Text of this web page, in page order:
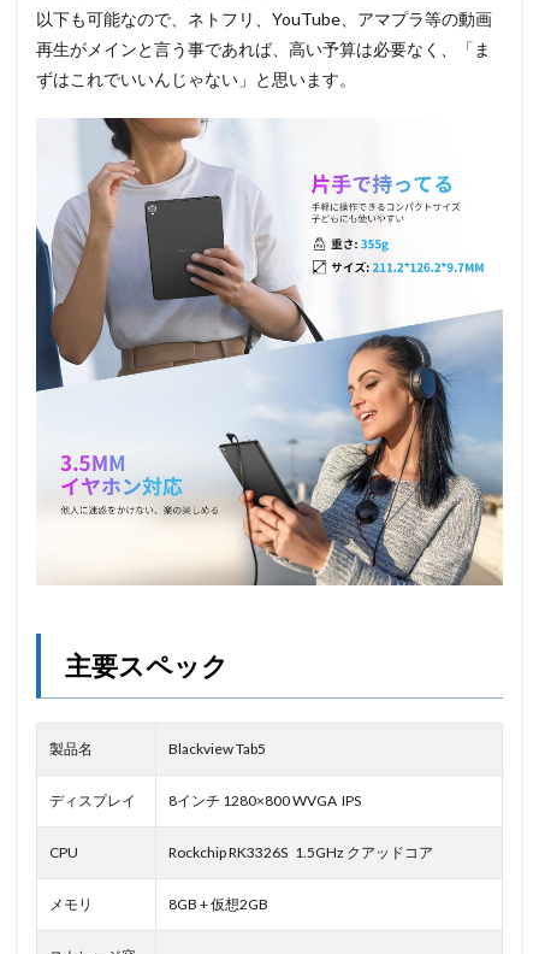
以下も可能なので、ネトフリ、YouTube、アマプラ等の動画
再生がメインと言う事であれば、高い予算は必要なく、「ま
ずはこれでいいんじゃない」と思います。
主要スペック
製品名 Blackview Tab5
ディスプレイ 8インチ 1280×800 WVGA IPS
CPU Rockchip RK3326S 1.5GHz クアッドコア
メモリ 8GB + 仮想2GB